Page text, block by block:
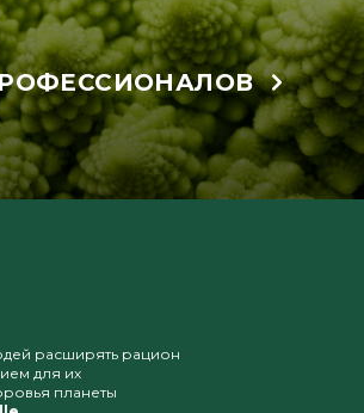
расширять рацион
для их
планеты